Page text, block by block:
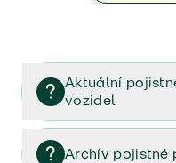
Aktuální
vozidel
Pojištění vozidel/
smlouvě (PDF)
Archív pojistné